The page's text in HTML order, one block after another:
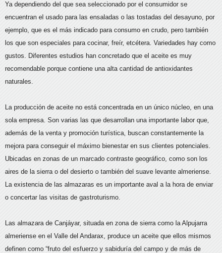
Ya dependiendo del que sea seleccionado por el consumidor se
encuentran el usado para las ensaladas o las tostadas del desayuno, por
ejemplo, que es el más indicado para consumo en crudo, pero también
los que son especiales para cocinar, freír, etcétera. Variedades hay como
gustos. Diferentes estudios han concretado que el aceite es muy
recomendable porque contiene una alta cantidad de antioxidantes
naturales.
La producción de aceite no está concentrada en un único núcleo, en una
sola empresa. Son varias las que desarrollan una importante labor que,
además de la venta y promoción turística, buscan constantemente la
mejora para conseguir el máximo bienestar en sus clientes potenciales.
Ubicadas en zonas de un marcado contraste geográfico, como son los
aires de la sierra o del desierto o también del suave levante almeriense.
La existencia de las almazaras es un importante aval a la hora de enviar
o concertar las visitas de gastroturismo.
Las almazara de Canjáyar, situada en zona de sierra como la Alpujarra
almeriense en el Valle del Andarax, produce un aceite que ellos mismos
definen como “fruto del esfuerzo y sabiduría del campo y de más de